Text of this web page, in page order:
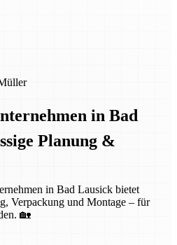
in Bad
Planung &
in Bad Lausick bietet
Verpackung und Montage – für
🏡